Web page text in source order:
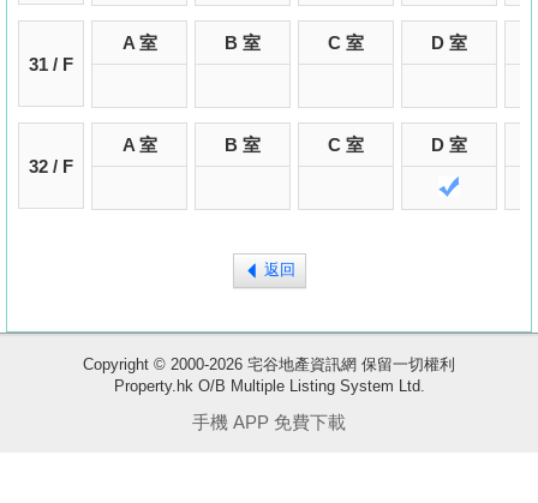
盤
31 / F
A 室 B 室 C 室 D 室
32 / F
A 室 B 室 C 室 D 室
返回
Copyright © 2000-2026 宅谷地產資訊網 保留一切權利
Property.hk O/B Multiple Listing System Ltd.
手機 APP 免費下載